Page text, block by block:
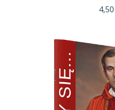
4,50